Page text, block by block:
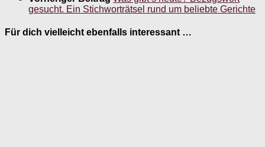
gesucht. Ein Stichworträtsel rund um beliebte Gerichte
Für dich vielleicht ebenfalls interessant …